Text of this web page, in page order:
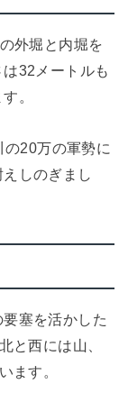
外堀と内堀を
32メートルも
。
20万の軍勢に
しのぎまし
塞を活かした
と西には山、
ます。